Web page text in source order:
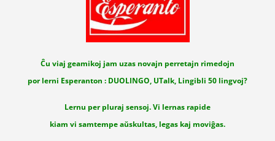
Ĉu viaj geamikoj jam uzas novajn perretajn rimedojn
por lerni Esperanton : DUOLINGO, UTalk, Lingibli 50 lingvoj?
Lernu per pluraj sensoj. Vi lernas rapide
kiam vi samtempe aŭskultas, legas kaj moviĝas.